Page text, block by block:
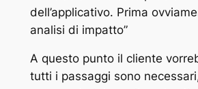
dell’applicativo. Prima
analisi di impatto”
A questo punto il cliente
tutti i passaggi sono